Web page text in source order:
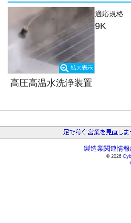
高圧高温水洗浄装置
適応規格
9K
製造業関連情
© 2026